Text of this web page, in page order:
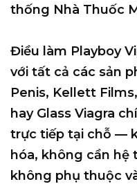
thống Nhà Thuốc
Điều làm Playboy
với tất cả các sản
Penis, Kellett
hay Glass Viagra
trực tiếp tại chỗ —
hóa, không cần hệ
không phụ thuộc